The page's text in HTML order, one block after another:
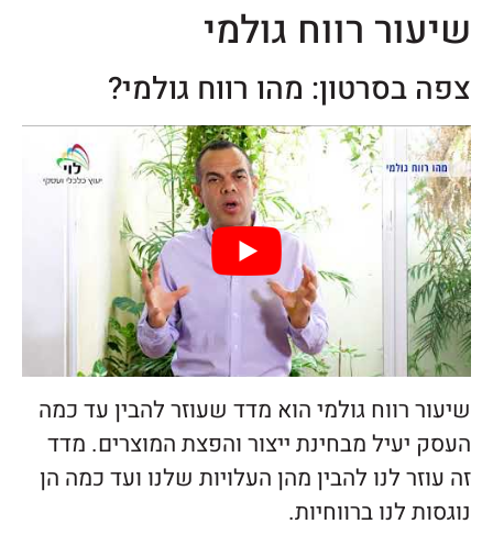
שיעור רווח גולמי
צפה בסרטון: מהו רווח גולמי?
שיעור רווח גולמי הוא מדד שעוזר להבין עד כמה
העסק יעיל מבחינת ייצור והפצת המוצרים. מדד
זה עוזר לנו להבין מהן העלויות שלנו ועד כמה הן
נוגסות לנו ברווחיות.